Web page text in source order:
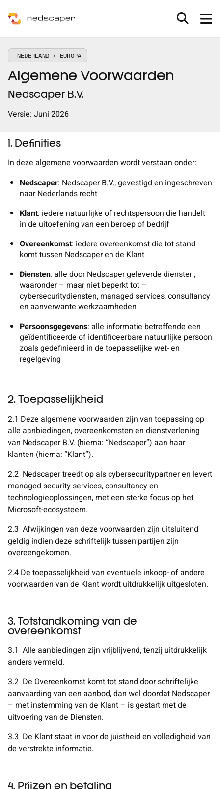
MXDR
Consultancy
Partners
Nieuws & inspiratie
Nieuws
LinkedIn
Werken bij
Over ons
Nederlands
English
NEDERLAND / EUROPA
Algemene Voorwaarden
Nedscaper B.V.
Versie: Juni 2026
1. Definities
In deze algemene voorwaarden wordt verstaan onder:
Nedscaper: Nedscaper B.V., gevestigd en ingeschreven
naar Nederlands recht
Klant: iedere natuurlijke of rechtspersoon die handelt
in de uitoefening van een beroep of bedrijf
Overeenkomst: iedere overeenkomstdie tot stand
komt tussen Nedscaper en de Klant
Diensten: alle door Nedscaper geleverde diensten,
waaronder – maar niet beperkt tot –
cybersecuritydiensten, managed services, consultancy
en aanverwante werkzaamheden
Persoonsgegevens: alle informatie betreffende een
geïdentificeerde of identificeerbare natuurlijke persoon
zoalsgedefinieerd in de toepasselijke wet- en
regelgeving
2. Toepasselijkheid
2.1 Deze algemene voorwaarden zijn van toepassing op
alle aanbiedingen, overeenkomsten en dienstverlening
van Nedscaper B.V. (hierna: “Nedscaper”) aan haar
klanten (hierna: “Klant”).
2.2 Nedscaper treedt op als cybersecuritypartner en levert
managed security services, consultancy en
technologieoplossingen, met een sterke focus op het
Microsoft-ecosysteem.
2.3 Afwijkingen van deze voorwaarden zijn uitsluitend
geldig indien deze schriftelijk tussen partijen zijn
overeengekomen.
2.4 De toepasselijkheid van eventuele inkoop- of andere
voorwaarden van de Klant wordt uitdrukkelijk uitgesloten.
3. Totstandkoming van de
overeenkomst
3.1 Alle aanbiedingen zijn vrijblijvend, tenzij uitdrukkelijk
anders vermeld.
3.2 De Overeenkomst komt tot stand door schriftelijke
aanvaarding van een aanbod, dan wel doordat Nedscaper
– met instemming van de Klant – is gestart met de
uitvoering van de Diensten.
3.3 De Klant staat in voor de juistheid en volledigheid van
de verstrekte informatie.
4. Prijzen en betaling